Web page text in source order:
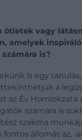
ötletek vagy
amelyek
is?
is egy
a
az Év Homlokzata
számára is
szakma
fontos állomás az,